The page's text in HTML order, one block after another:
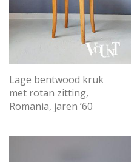
Lage bentwood kruk
met rotan zitting,
Romania, jaren ’60